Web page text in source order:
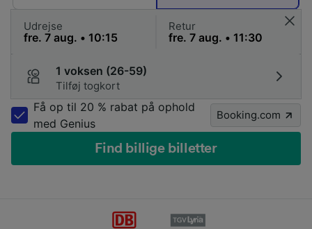
Udrejse Retur
1 voksen (26-59)
Tilføj togkort
Få op til 20 % rabat på ophold
med Genius
Booking.com
Find billige billetter